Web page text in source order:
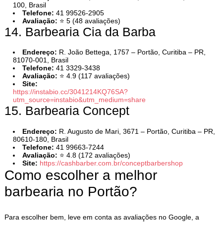
100, Brasil
Telefone: 41 99526-2905
Avaliação: ⭐ 5 (48 avaliações)
14. Barbearia Cia da Barba
Endereço: R. João Bettega, 1757 – Portão, Curitiba – PR,
81070-001, Brasil
Telefone: 41 3329-3438
Avaliação: ⭐ 4.9 (117 avaliações)
Site:
https://instabio.cc/3041214KQ76SA?
utm_source=instabio&utm_medium=share
15. Barbearia Concept
Endereço: R. Augusto de Mari, 3671 – Portão, Curitiba – PR,
80610-180, Brasil
Telefone: 41 99663-7244
Avaliação: ⭐ 4.8 (172 avaliações)
Site: https://cashbarber.com.br/conceptbarbershop
Como escolher a melhor
barbearia no Portão?
Para escolher bem, leve em conta as avaliações no Google, a